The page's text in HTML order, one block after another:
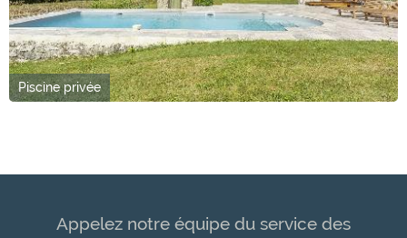
Piscine privée
Appelez notre équipe du service des